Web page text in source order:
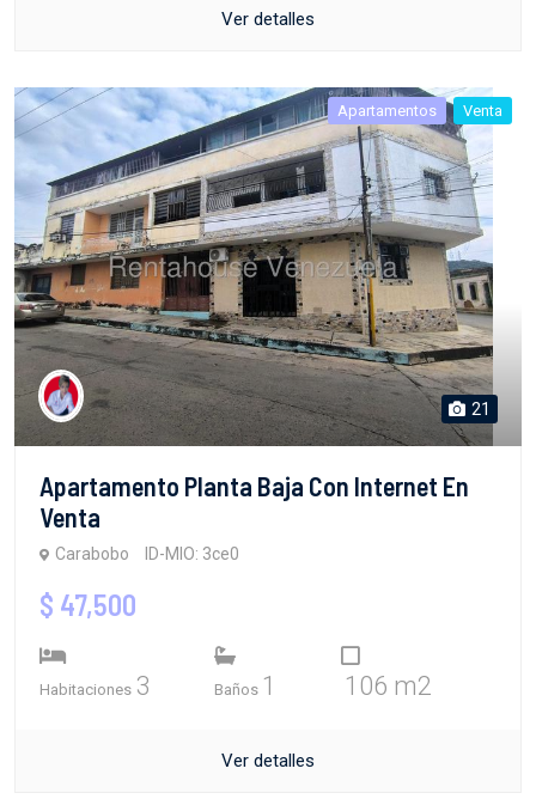
Ver detalles
Apartamentos Venta
21
Apartamento Planta Baja Con Internet En
Venta
Carabobo ID-MIO: 3ce0
$ 47,500
Habitaciones 3 Baños 1 106 m2
Ver detalles